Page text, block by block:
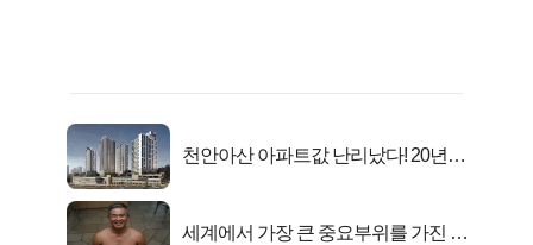
천안아산 아파트값 난리났다! 20년
세계에서 가장 큰 중요부위를 가진 남